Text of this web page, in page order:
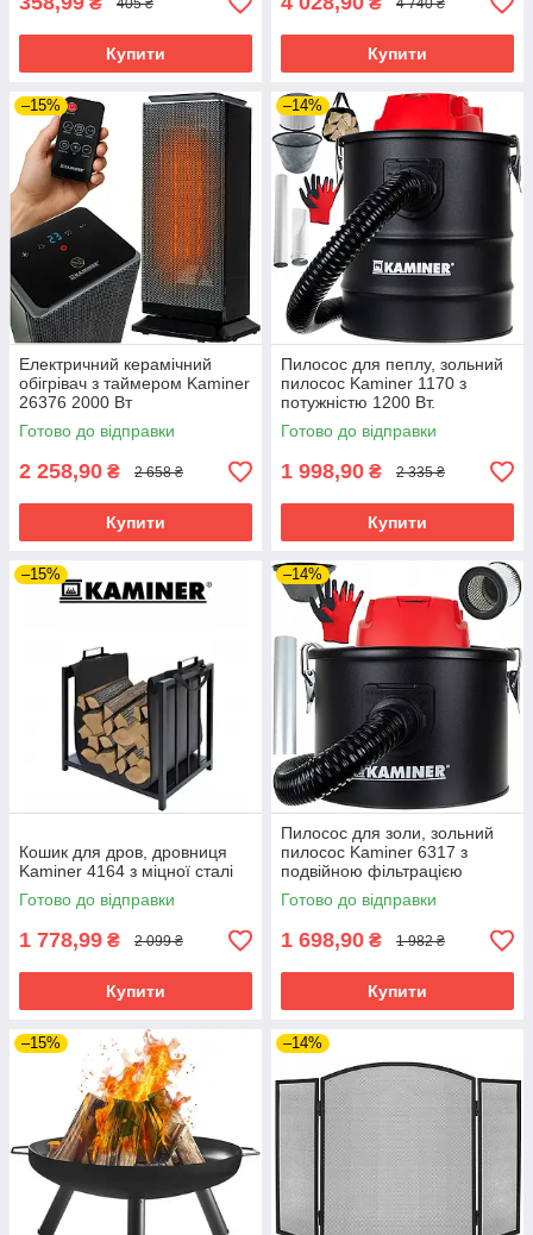
Купити Купити
–15%
Електричний керамічний
обігрівач з таймером Kaminer
26376 2000 Вт
Готово до відправки
2 258,90 ₴ 2 658 ₴
Купити
–14%
Пилосос для пеплу, зольний
пилосос Kaminer 1170 з
потужністю 1200 Вт.
неіржавіюча сталь
Готово до відправки
1 998,90 ₴ 2 335 ₴
Купити
–15%
Кошик для дров, дровниця
Kaminer 4164 з міцної сталі
Готово до відправки
1 778,99 ₴ 2 099 ₴
Купити
–14%
Пилосос для золи, зольний
пилосос Kaminer 6317 з
подвійною фільтрацією
Готово до відправки
1 698,90 ₴ 1 982 ₴
Купити
–15% –14%